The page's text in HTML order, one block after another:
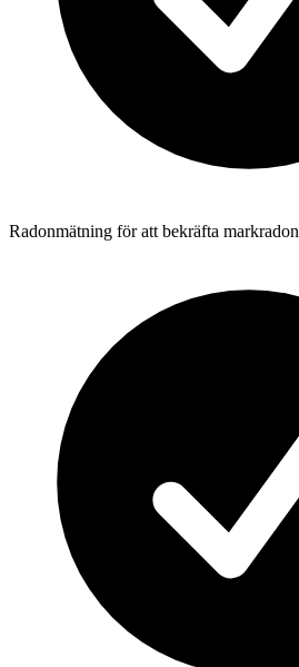
Radonmätning för att bekräfta markradon